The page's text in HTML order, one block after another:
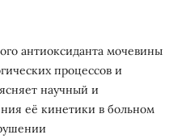
антиоксиданта мочевины
процессов и
научный и
её кинетики в больном